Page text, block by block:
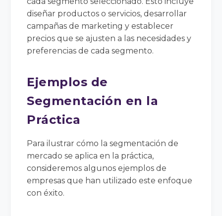
diseñar productos o servicios, desarrollar
campañas de marketing y establecer
precios que se ajusten a las necesidades y
preferencias de cada segmento.
Ejemplos de
Segmentación en la
Práctica
Para ilustrar cómo la segmentación de
mercado se aplica en la práctica,
consideremos algunos ejemplos de
empresas que han utilizado este enfoque
con éxito.